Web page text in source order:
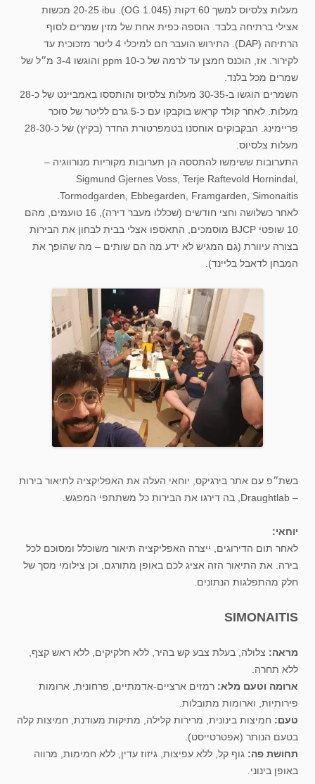
מעלות צלסיוס למשך 60 דקות (OG 1.045). 20-25 ibu מכשות
אצילי ברתיחה בלבד. הוספה כפית אחת של מזין שמרים לסוף
הרתיחה (DAP). התירוש הועבר חם למיכלי 4 ליטר מזכוכית עד
לקירור. אז, הוכנס חמצן עד לרמה של כ-10 ppm והוגשו 3-4 מ״ל של
שמרים מכל בלנד.
השמרים הוגשו ב-30-35 מעלות צלסיוס והותססו באמביינט של כ-28
מעלות. לאחר קולד קראש בוקבקו עם כ-5 גרם לליטר של סוכר
פריימינג. הבקבוקים אוחסנו בטמפרטורת החדר (בקיץ) של כ-28-30
מעלות צלסיוס.
התערובות ששימשו להתססה הן תערובות מקוריות מנורווגיה –
Sigmund Gjernes Voss, Terje Raftevold Hornindal,
Tormodgarden, Ebbegarden, Framgarden, Simonaitis.
לאחר כשלושה וחצי חודשים (שכללו מעבר דירה), 16 טועמים, מהם
10 שופטי BJCP מוסמכים, התאספו אצלי בבית לבחון את הבירות
בצורה עיוורת (גם המגיש לא ידע מה הם שותים – מה שהופך את
המבחן לדאבל בליינד).
בשת״פ עם אתר בירגיקס, יוחאי העלה את האפליקציה לתיאור בירות
– Draughtlab, בה דירגו את הבירות כל משתתפי המפגש.
יוחאי:
לאחר תום הדירוגים, ייצרה האפליקציה תיאור משוכלל ומסוכם לכל
בירה. את התיאור הזה אציג לכם באופן מתורגם, וכן צילומי מסך של
חלק מהתפלגות הנתונים.
SIMONAITIS
מראה: צלולה, בעלת צבע קש בהיר, ללא חלקיקים, ללא ראש קצף,
ללא תחרה.
ארומה וטעם מלא: רמזים ארציים-אדמתיים, פרחונית, ארומות
פירותיות, וארומות מתובלות.
טעם: חמיצות בינונית, מרירות קלילה, מתיקות מעודנת, חמיצות קלה
בטעם הנותר (אפטרטייסט).
תחושת פה: גוף קל, ללא עפיצות, גיזוז עדין, ללא חמימות, מרווה
באופן בינוני.